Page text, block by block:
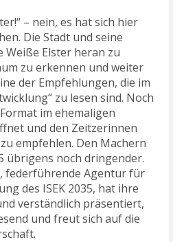
– nein, es hat sich hier
Die Stadt und seine
Weiße Elster heran zu
zu erkennen und weiter
der Empfehlungen, die im
zu lesen sind. Noch
im ehemaligen
und den Zeitzerinnen
empfehlen. Den Machern
übrigens noch dringender.
federführende Agentur für
des ISEK 2035, hat ihre
verständlich präsentiert,
und freut sich auf die